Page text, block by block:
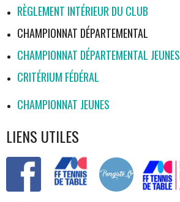
RÈGLEMENT INTÉRIEUR DU CLUB
CHAMPIONNAT DÉPARTEMENTAL
CHAMPIONNAT DÉPARTEMENTAL JEUNES
CRITÉRIUM FÉDÉRAL
CHAMPIONNAT JEUNES
LIENS UTILES